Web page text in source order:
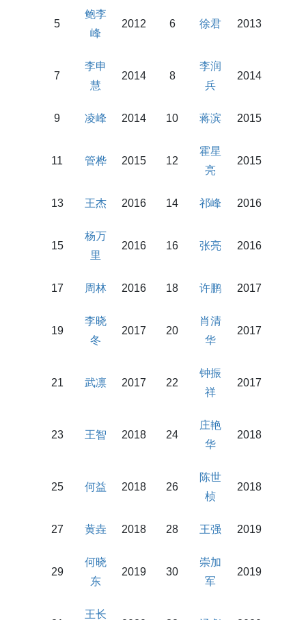
5
鲍李
峰
2012 6 徐君 2013
7
李申
慧
2014 8
李润
兵
2014
9 凌峰 2014 10 蒋滨 2015
11 管桦 2015 12
霍星
亮
2015
13 王杰 2016 14 祁峰 2016
15
杨万
里
2016 16 张亮 2016
17 周林 2016 18 许鹏 2017
19
李晓
冬
2017 20
肖清
华
2017
21 武凛 2017 22
钟振
祥
2017
23 王智 2018 24
庄艳
华
2018
25 何益 2018 26
陈世
桢
2018
27 黄垚 2018 28 王强 2019
29
何晓
东
2019 30
崇加
军
2019
王长